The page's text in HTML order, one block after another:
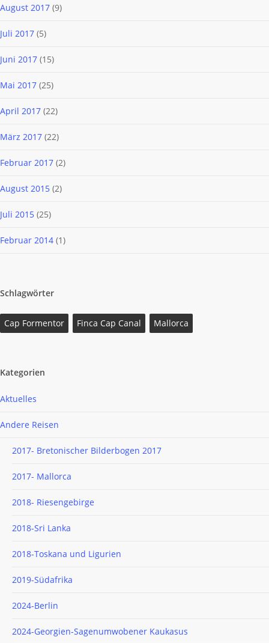
August 2017 (9)
Juli 2017 (5)
Juni 2017 (15)
Mai 2017 (25)
April 2017 (22)
März 2017 (22)
Februar 2017 (2)
August 2015 (2)
Juli 2015 (25)
Februar 2014 (1)
Schlagwörter
Cap Formentor Finca Cap Canal Mallorca
Kategorien
Aktuelles
Andere Reisen
2017- Bretonischer Bilderbogen 2017
2017- Mallorca
2018- Riesengebirge
2018-Sri Lanka
2018-Toskana und Ligurien
2019-Südafrika
2024-Berlin
2024-Georgien-Sagenumwobener Kaukasus